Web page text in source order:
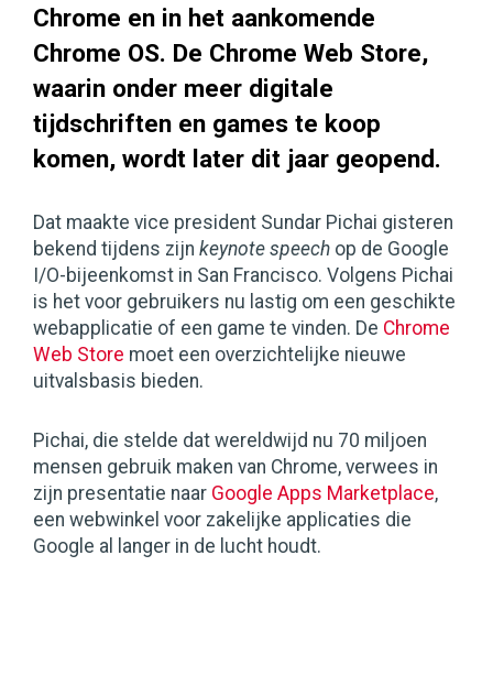
Chrome en in het aankomende
Chrome OS. De Chrome Web Store,
waarin onder meer digitale
tijdschriften en games te koop
komen, wordt later dit jaar geopend.
Dat maakte vice president Sundar Pichai gisteren
bekend tijdens zijn keynote speech op de Google
I/O-bijeenkomst in San Francisco. Volgens Pichai
is het voor gebruikers nu lastig om een geschikte
webapplicatie of een game te vinden. De Chrome
Web Store moet een overzichtelijke nieuwe
uitvalsbasis bieden.
Pichai, die stelde dat wereldwijd nu 70 miljoen
mensen gebruik maken van Chrome, verwees in
zijn presentatie naar Google Apps Marketplace,
een webwinkel voor zakelijke applicaties die
Google al langer in de lucht houdt.